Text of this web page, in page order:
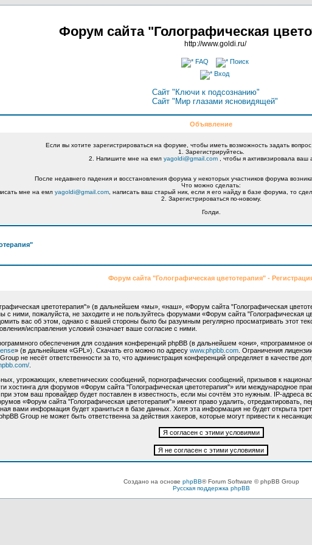
Форум сайта "Голографическая
http://www.goldi.ru/
FAQ
Поиск
Вход
Сайт "Ключи к подсознанию"
Сайт "Мир глазами ясновидящей"
Объявление
Если вы хотите зарегистрироваться на форуме, чтобы иметь возможность задать
1. Зарегистрируйтесь.
2. Напишите мне на емл yagoldi@gmail.com , чтобы я активизировала ваш
После недавнего падения и восстановления форума у некоторых участников форума
Что можно сделать:
мне на емл yagoldi@gmail.com , написать ваш старый ник, если я его найду в базе форума, то
2. Зарегистрироваться по-новому.
Голди.
Форум сайта "Голографическая цветотерапия" -
цветотерапия"» (в дальнейшем «мы», «наш», «Форум сайта "Голографическая
ними, пожалуйста, не заходите и не пользуйтесь форумами «Форум сайта "Голографическая
вас об этом, однако с вашей стороны было бы разумным регулярно просматривать этот
исправления условий означает ваше согласие с ними.
обеспечения для создания конференций phpBB (в дальнейшем «они», «программное
» (в дальнейшем «GPL»). Скачать его можно по адресу www.phpbb.com . Ограничения
не несёт ответственности за то, что администрация конференций определяет в качестве
угрожающих, клеветнических сообщений, порнографических сообщений, призывов к
хостинга для форумов «Форум сайта "Голографическая цветотерапия"» или международное
этом ваш провайдер будет поставлен в известность, если мы сочтём это нужным. IP-адреса
«Форум сайта "Голографическая цветотерапия"» имеют право удалить, отредактировать,
вами информация будет храниться в базе данных. Хотя эта информация не будет открыта
Group не может быть ответственна за действия хакеров, которые могут привести к
Создано на основе phpBB® Forum Software © phpBB Group
Русская поддержка phpBB